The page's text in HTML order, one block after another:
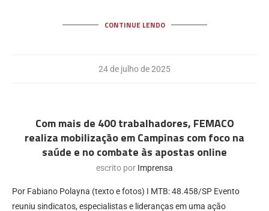
CONTINUE LENDO
24 de julho de 2025
Com mais de 400 trabalhadores, FEMACO
realiza mobilização em Campinas com foco na
saúde e no combate às apostas online
escrito por Imprensa
Por Fabiano Polayna (texto e fotos) I MTB: 48.458/SP Evento
reuniu sindicatos, especialistas e lideranças em uma ação